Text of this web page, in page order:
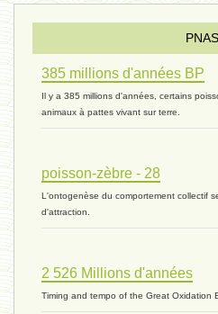
monogamie 03 - 21 novembre
évolution 06 - 9 novembre 2023 *
vivant 07 - 22 octobre 2023 *
PNAS
385 millions d'années BP
Il y a 385 millions d'années, certains
animaux à pattes vivant sur terre.
poisson-zèbre - 28
L'ontogenèse du comportement collectif
d'attraction.
2 526 Millions d'années
Timing and tempo of the Great Oxidation